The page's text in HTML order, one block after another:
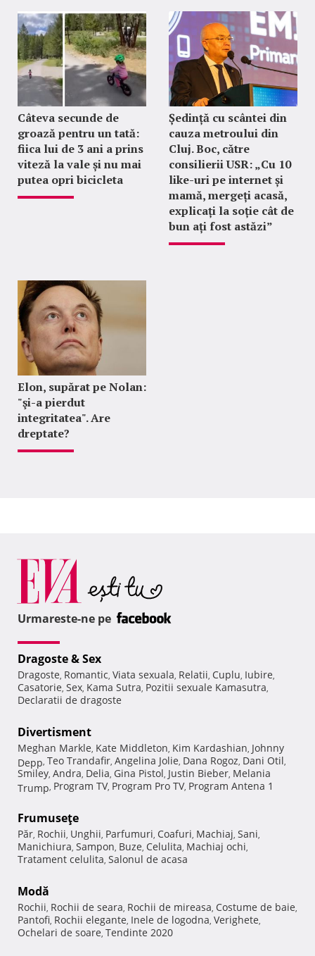
Câteva secunde de
groază pentru un tată:
fiica lui de 3 ani a prins
viteză la vale și nu mai
putea opri bicicleta
Ședință cu scântei din
cauza metroului din
Cluj. Boc, către
consilierii USR: „Cu 10
like-uri pe internet și
mamă, mergeți acasă,
explicați la soție cât de
bun ați fost astăzi”
Elon, supărat pe Nolan:
"şi-a pierdut
integritatea". Are
dreptate?
Urmareste-ne pe
Dragoste & Sex
Dragoste, Romantic, Viata sexuala, Relatii, Cuplu, Iubire,
Casatorie, Sex, Kama Sutra, Pozitii sexuale Kamasutra,
Declaratii de dragoste
Divertisment
Meghan Markle, Kate Middleton, Kim Kardashian, Johnny
Depp, Teo Trandafir, Angelina Jolie, Dana Rogoz, Dani Otil,
Smiley, Andra, Delia, Gina Pistol, Justin Bieber, Melania
Trump, Program TV, Program Pro TV, Program Antena 1
Frumuseţe
Păr, Rochii, Unghii, Parfumuri, Coafuri, Machiaj, Sani,
Manichiura, Sampon, Buze, Celulita, Machiaj ochi,
Tratament celulita, Salonul de acasa
Modă
Rochii, Rochii de seara, Rochii de mireasa, Costume de baie,
Pantofi, Rochii elegante, Inele de logodna, Verighete,
Ochelari de soare, Tendinte 2020